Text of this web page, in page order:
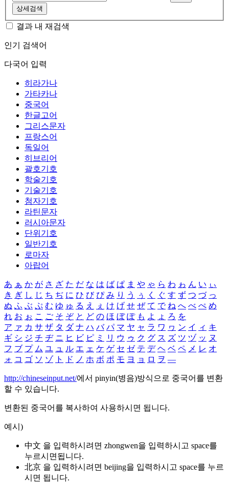
상세검색
결과 내 재검색
인기 검색어
다국어 입력
히라가나
가타카나
중국어
한글고어
그리스문자
프랑스어
독일어
히브리어
괄호기호
학술기호
기술기호
첨자기호
라틴문자
러시아문자
단위기호
일반기호
로마자
아랍어
あ ぁ か が さ ざ た だ な は ば ぱ ま や ゃ ら わ ゎ ん い ぃ
き ぎ し じ ち ぢ に ひ び ぴ み り う ぅ く ぐ す ず つ づ っ
ぬ ふ ぶ ぷ む ゆ ゅ る え ぇ け げ せ ぜ て で ね へ べ ぺ め
れ お ぉ こ ご そ ぞ と ど の ほ ぼ ぽ も よ ょ ろ を
ア ァ カ サ ザ タ ダ ナ ハ バ パ マ ヤ ャ ラ ワ ヮ ン イ ィ キ
ギ シ ジ チ ヂ ニ ヒ ビ ピ ミ リ ウ ゥ ク グ ス ズ ツ ヅ ッ ヌ
フ ブ プ ム ユ ュ ル エ ェ ケ ゲ セ ゼ テ デ ヘ ベ ペ メ レ オ
ォ コ ゴ ソ ゾ ト ド ノ ホ ボ ポ モ ヨ ョ ロ ヲ ―
http://chineseinput.net/에서 pinyin(병음)방식으로 중국어를 변환
할 수 있습니다.
변환된 중국어를 복사하여 사용하시면 됩니다.
예시)
中文 을 입력하시려면 zhongwen을 입력하시고 space를
누르시면됩니다.
北京 을 입력하시려면 beijing을 입력하시고 space를 누르
시면 됩니다.